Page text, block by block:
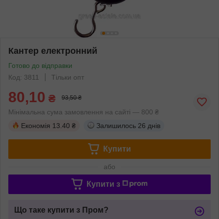
Кантер електронний
Готово до відправки
Код: 3811
Тільки опт
80,10 ₴ 93,50 ₴
Мінімальна сума замовлення на сайті — 800 ₴
Економія 13.40 ₴ Залишилось 26 днів
Купити
або
Купити з
Що таке купити з Пром?